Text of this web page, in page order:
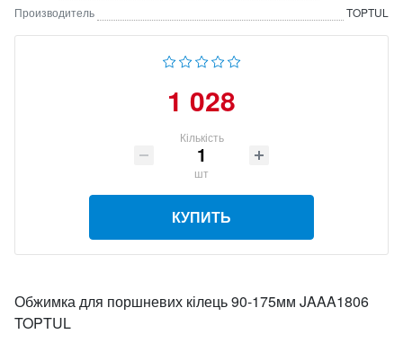
Производитель
TOPTUL
1 028
Кількість
шт
КУПИТЬ
Обжимка для поршневих кілець 90-175мм JAAA1806
TOPTUL